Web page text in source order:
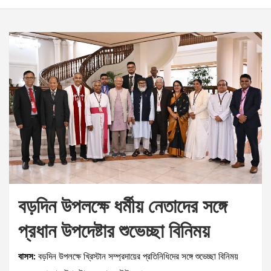
বড়দিন উপলক্ষে ধর্মীয় নেতাদের সঙ্গে
প্রধান উপদেষ্টার শুভেচ্ছা বিনিময়
বাসস: বড়দিন উপলক্ষে খ্রিস্টান সম্প্রদায়ের প্রতিনিধিদের সঙ্গে শুভেচ্ছা বিনিময়